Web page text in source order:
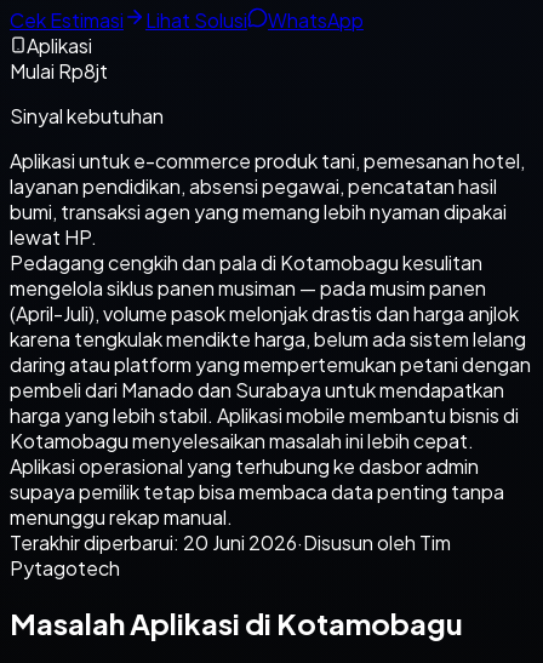
Cek Estimasi
Lihat Solusi
WhatsApp
Aplikasi
Mulai Rp8jt
Sinyal kebutuhan
Aplikasi untuk e-commerce produk tani, pemesanan hotel,
layanan pendidikan, absensi pegawai, pencatatan hasil
bumi, transaksi agen yang memang lebih nyaman dipakai
lewat HP.
Pedagang cengkih dan pala di Kotamobagu kesulitan
mengelola siklus panen musiman — pada musim panen
(April-Juli), volume pasok melonjak drastis dan harga anjlok
karena tengkulak mendikte harga, belum ada sistem lelang
daring atau platform yang mempertemukan petani dengan
pembeli dari Manado dan Surabaya untuk mendapatkan
harga yang lebih stabil. Aplikasi mobile membantu bisnis di
Kotamobagu menyelesaikan masalah ini lebih cepat.
Aplikasi operasional yang terhubung ke dasbor admin
supaya pemilik tetap bisa membaca data penting tanpa
menunggu rekap manual.
Terakhir diperbarui: 20 Juni 2026·Disusun oleh Tim
Pytagotech
Masalah Aplikasi di Kotamobagu